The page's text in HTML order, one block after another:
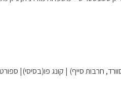
חרבות סייף) | קונג פו(בסיסי)|